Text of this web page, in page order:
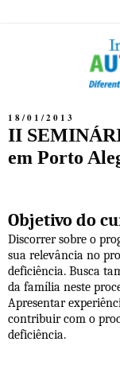
18/01/2013
II
em Porto
Objetivo do
Discorrer sobre o
sua relevância no
deficiência. Busca
da família neste
Apresentar
contribuir com o
deficiência.